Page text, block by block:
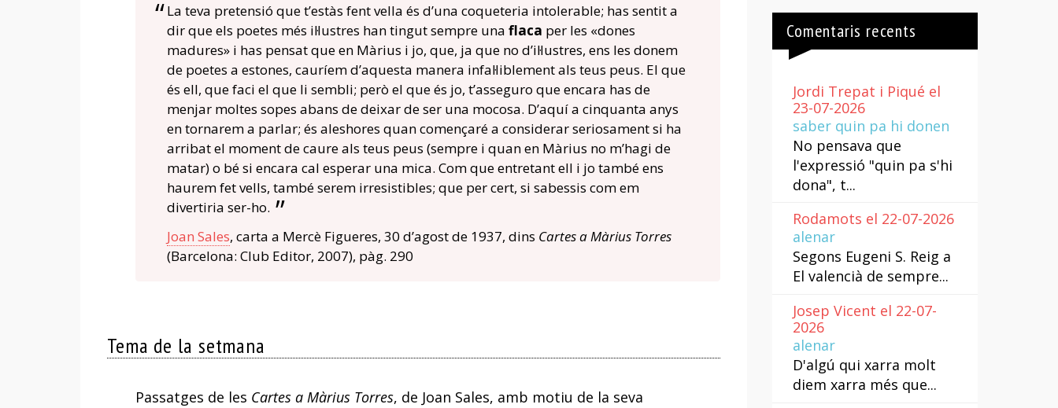
La teva pretensió que t’estàs fent vella és d’una coqueteria intolerable; has sentit a
dir que els poetes més il·lustres han tingut sempre una flaca per les «dones
madures» i has pensat que en Màrius i jo, que, ja que no d’il·lustres, ens les donem
de poetes a estones, cauríem d’aquesta manera infal·liblement als teus peus. El que
és ell, que faci el que li sembli; però el que és jo, t’asseguro que encara has de
menjar moltes sopes abans de deixar de ser una mocosa. D’aquí a cinquanta anys
en tornarem a parlar; és aleshores quan començaré a considerar seriosament si ha
arribat el moment de caure als teus peus (sempre i quan en Màrius no m’hagi de
matar) o bé si encara cal esperar una mica. Com que entretant ell i jo també ens
haurem fet vells, també serem irresistibles; que per cert, si sabessis com em
divertiria ser-ho.
Joan Sales, carta a Mercè Figueres, 30 d’agost de 1937, dins Cartes a Màrius Torres
(Barcelona: Club Editor, 2007), pàg. 290
Tema de la setmana
Passatges de les Cartes a Màrius Torres, de Joan Sales, amb motiu de la seva
Comentaris recents
Jordi Trepat i Piqué el
23-07-2026
saber quin pa hi donen
No pensava que
l'expressió "quin pa s'hi
dona", t...
Rodamots el 22-07-2026
alenar
Segons Eugeni S. Reig a
El valencià de sempre...
Josep Vicent el 22-07-
2026
alenar
D'algú qui xarra molt
diem xarra més que...